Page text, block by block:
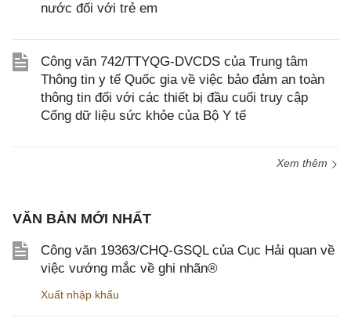
nước đối với trẻ em
Công văn 742/TTYQG-DVCDS của Trung tâm
Thông tin y tế Quốc gia về việc bảo đảm an toàn
thông tin đối với các thiết bị đầu cuối truy cập
Cổng dữ liệu sức khỏe của Bộ Y tế
Xem thêm
VĂN BẢN MỚI NHẤT
Công văn 19363/CHQ-GSQL của Cục Hải quan về
việc vướng mắc về ghi nhãn®
Xuất nhập khẩu